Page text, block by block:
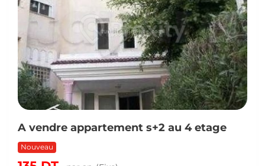
A vendre appartement s+2 au 4 etage
Nouveau